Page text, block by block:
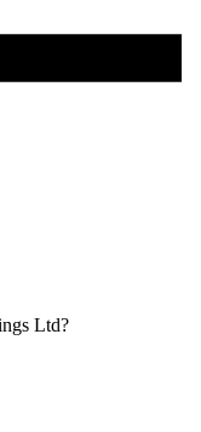
Ltd?